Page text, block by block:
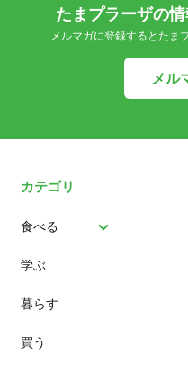
たまプラーザの
メルマガに登録するとたま
メル
カテゴリ
食べる
パン
スイーツ
ランチ
学ぶ
暮らす
買う